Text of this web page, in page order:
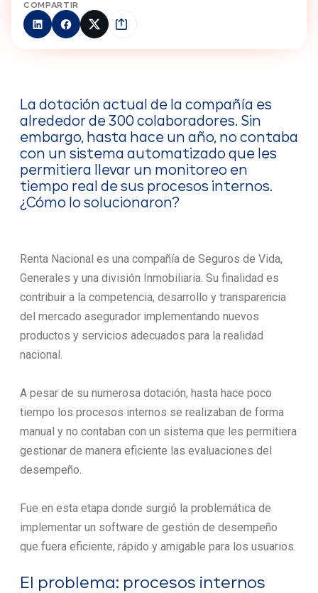
COMPARTIR
La dotación actual de la compañía es
alrededor de 300 colaboradores. Sin
embargo, hasta hace un año, no contaba
con un sistema automatizado que les
permitiera llevar un monitoreo en
tiempo real de sus procesos internos.
¿Cómo lo solucionaron?
Renta Nacional es una compañía de Seguros de Vida,
Generales y una división Inmobiliaria. Su finalidad es
contribuir a la competencia, desarrollo y transparencia
del mercado asegurador implementando nuevos
productos y servicios adecuados para la realidad
nacional.
A pesar de su numerosa dotación, hasta hace poco
tiempo los procesos internos se realizaban de forma
manual y no contaban con un sistema que les permitiera
gestionar de manera eficiente las evaluaciones del
desempeño.
Fue en esta etapa donde surgió la problemática de
implementar un software de gestión de desempeño
que fuera eficiente, rápido y amigable para los usuarios.
El problema: procesos internos